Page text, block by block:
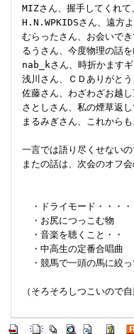
MIZさん、握手してくれ
H.N.WPKIDSさん、遠方
むらったさん、お会いで
るうさん、今度物理の話を
nab_kさん、時折かますギ
浅川さん、ＣＤありがとう
佐藤さん、わざわざお越
さとしさん、私の煙草返
まるみぎさん、これから
一言では語り尽くせない
またの話は、次会のオフ会
・ドライモード・・・・
・お尻につっこむ物
・音楽を聴くこと・・
・中高生の定番合唱曲　
・競馬で一頭の馬に絞っ
（そろそろしつこいので自